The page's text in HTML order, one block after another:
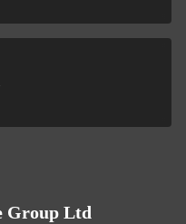
Group Ltd